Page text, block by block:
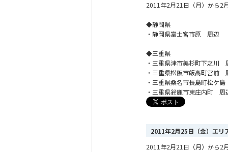
2011年2月21日（月）から2
◆静岡県
・静岡県富士宮市原 周辺
◆三重県
・三重県津市美杉町下之川
・三重県松阪市飯高町宮前
・三重県桑名市長島町松ケ
・三重県鈴鹿市東庄内町 周
2011年2月25日（金）エリ
2011年2月21日（月）から2